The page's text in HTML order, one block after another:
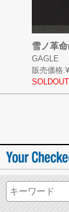
雪ノ革
GAGLE
販売価格:
SOLDOUT